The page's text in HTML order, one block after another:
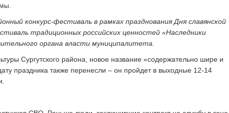
конкурс-фестиваль в рамках празднования Дня славянской
традиционных российских ценностей «Наследники
органа власти муниципалитета.
Сургутского района, новое название «содержательно шире и
праздника также перенесли – он пройдет в выходные 12-14